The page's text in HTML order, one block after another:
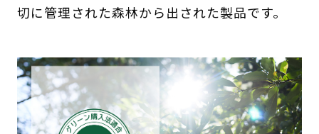
切に管理された森林から出された製品です。